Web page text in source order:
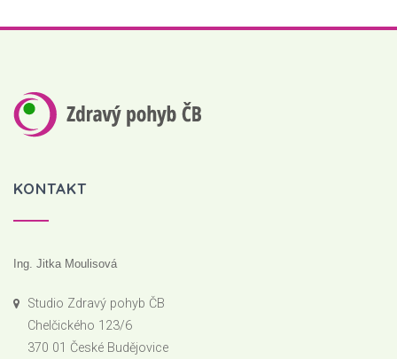
KONTAKT
Ing. Jitka Moulisová
Studio Zdravý pohyb ČB
Chelčického 123/6
370 01 České Budějovice